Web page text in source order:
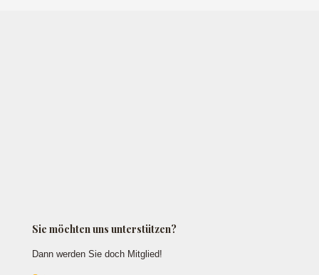
Sie möchten uns unterstützen?
Dann werden Sie doch Mitglied!